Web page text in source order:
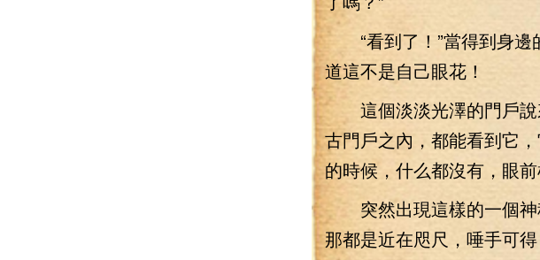
“看到了！”當得到身邊
道這不是自己眼花！
這個淡淡光澤的門戶說
古門戶之內，都能看到它
的時候，什么都沒有，眼
突然出現這樣的一個神
那都是近在咫尺，唾手可